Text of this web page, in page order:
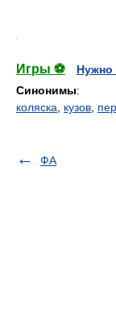
Игры ⚽
Нужно
Синонимы:
коляска
кузов
ФА